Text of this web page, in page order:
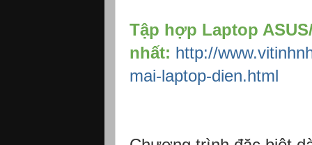
Tập hợp Laptop
nhất: http://
mai-laptop-dien.html